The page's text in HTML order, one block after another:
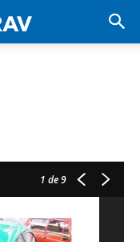
1 de 9